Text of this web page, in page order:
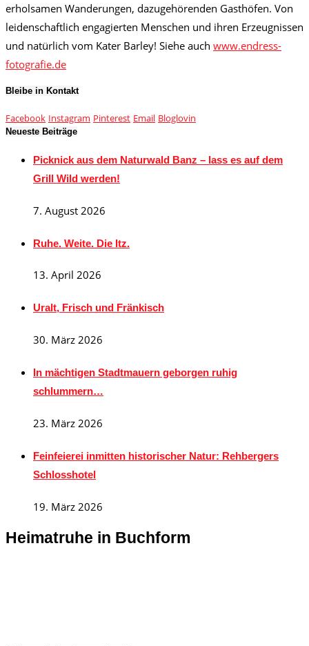
erholsamen Wanderungen, dazugehörenden Gasthöfen. Von
leidenschaftlich engagierten Menschen und ihren Erzeugnissen
und natürlich vom Kater Barley! Siehe auch www.endress-
fotografie.de
Bleibe in Kontakt
Facebook Instagram Pinterest Email Bloglovin
Neueste Beiträge
Picknick aus dem Naturwald Banz – lass es auf dem
Grill Wild werden!
7. August 2026
Ruhe. Weite. Die Itz.
13. April 2026
Uralt, Frisch und Fränkisch
30. März 2026
In mächtigen Stadtmauern geborgen ruhig
schlummern…
23. März 2026
Feinfeierei inmitten historischer Natur: Rehbergers
Schlosshotel
19. März 2026
Heimatruhe in Buchform